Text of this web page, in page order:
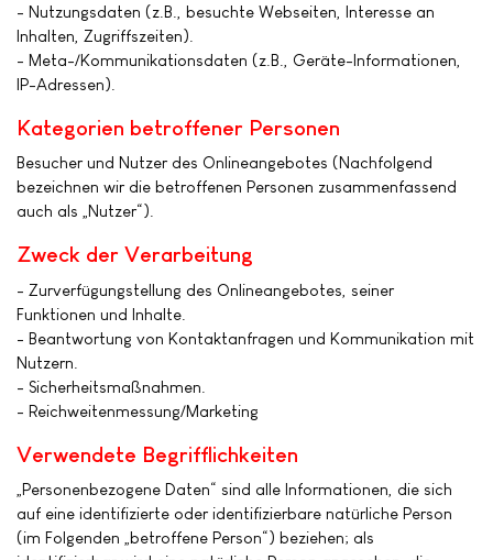
- Nutzungsdaten (z.B., besuchte Webseiten, Interesse an
Inhalten, Zugriffszeiten).
- Meta-/Kommunikationsdaten (z.B., Geräte-Informationen,
IP-Adressen).
Kategorien betroffener Personen
Besucher und Nutzer des Onlineangebotes (Nachfolgend
bezeichnen wir die betroffenen Personen zusammenfassend
auch als „Nutzer“).
Zweck der Verarbeitung
- Zurverfügungstellung des Onlineangebotes, seiner
Funktionen und Inhalte.
- Beantwortung von Kontaktanfragen und Kommunikation mit
Nutzern.
- Sicherheitsmaßnahmen.
- Reichweitenmessung/Marketing
Verwendete Begrifflichkeiten
„Personenbezogene Daten“ sind alle Informationen, die sich
auf eine identifizierte oder identifizierbare natürliche Person
(im Folgenden „betroffene Person“) beziehen; als